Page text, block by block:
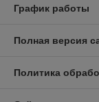
График работы
Полная версия
Политика